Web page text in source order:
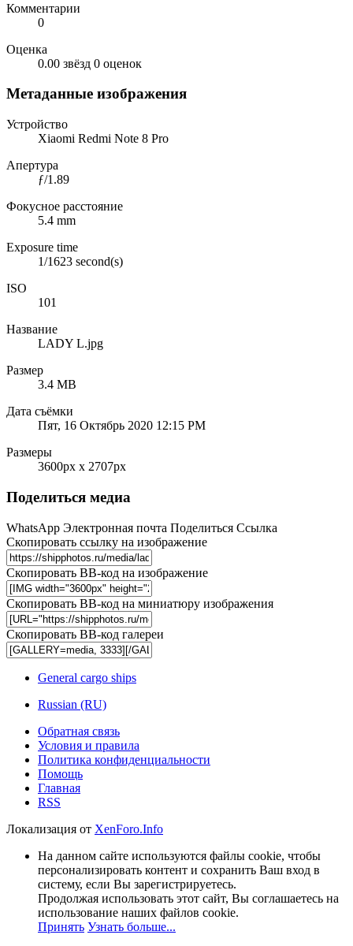
Комментарии
0
Оценка
0.00 звёзд 0 оценок
Метаданные изображения
Устройство
Xiaomi Redmi Note 8 Pro
Апертура
ƒ/1.89
Фокусное расстояние
5.4 mm
Exposure time
1/1623 second(s)
ISO
101
Название
LADY L.jpg
Размер
3.4 MB
Дата съёмки
Пят, 16 Октябрь 2020 12:15 PM
Размеры
3600px x 2707px
Поделиться медиа
WhatsApp Электронная почта Поделиться Ссылка
Скопировать ссылку на изображение
Скопировать BB-код на изображение
Скопировать BB-код на миниатюру изображения
Скопировать BB-код галереи
General cargo ships
Russian (RU)
Обратная связь
Условия и правила
Политика конфиденциальности
Помощь
Главная
RSS
Локализация от XenForo.Info
На данном сайте используются файлы cookie, чтобы
персонализировать контент и сохранить Ваш вход в
систему, если Вы зарегистрируетесь.
Продолжая использовать этот сайт, Вы соглашаетесь на
использование наших файлов cookie.
Принять Узнать больше...